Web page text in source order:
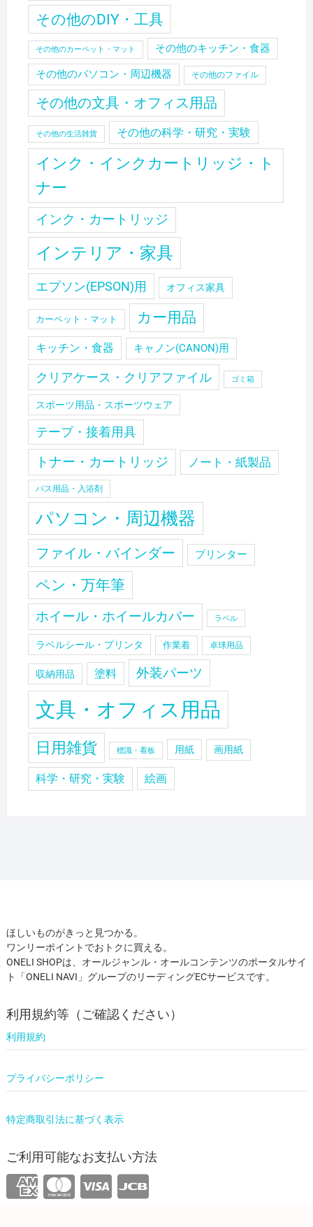
その他のDIY・工具
その他のカーペット・マット その他のキッチン・食器
その他のパソコン・周辺機器 その他のファイル
その他の文具・オフィス用品
その他の生活雑貨 その他の科学・研究・実験
インク・インクカートリッジ・ト
ナー
インク・カートリッジ
インテリア・家具
エプソン(EPSON)用 オフィス家具
カーペット・マット カー用品
キッチン・食器 キャノン(CANON)用
クリアケース・クリアファイル ゴミ箱
スポーツ用品・スポーツウェア
テープ・接着用具
トナー・カートリッジ ノート・紙製品
バス用品・入浴剤
パソコン・周辺機器
ファイル・バインダー プリンター
ペン・万年筆
ホイール・ホイールカバー ラベル
ラベルシール・プリンタ 作業着 卓球用品
収納用品 塗料 外装パーツ
文具・オフィス用品
日用雑貨 標識・看板 用紙 画用紙
科学・研究・実験 絵画
ほしいものがきっと見つかる。
ワンリーポイントでおトクに買える。
ONELI SHOPは、オールジャンル・オールコンテンツのポータルサイ
ト「ONELI NAVI」グループのリーディングECサービスです。
利用規約等（ご確認ください）
利用規約
プライバシーポリシー
特定商取引法に基づく表示
ご利用可能なお支払い方法